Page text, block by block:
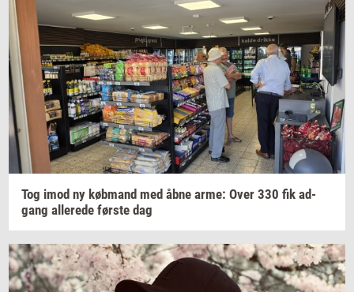
Tog imod ny køb­mand med åbne arme: Over 330 fik ad­
gang al­le­re­de før­ste dag